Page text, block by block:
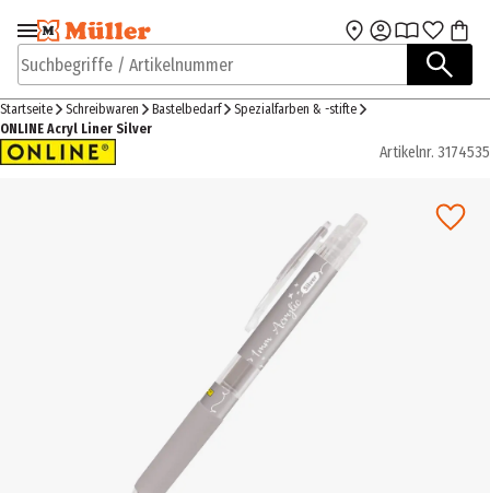
Zur Navigation
springen
Zum Hauptinhalt
Suchbegriffe / Artikelnummer
Startseite Schreibwaren Bastelbedarf
Spezialfarben & -stifte
ONLINE Acryl Liner Silver
Artikelnr. 3174535